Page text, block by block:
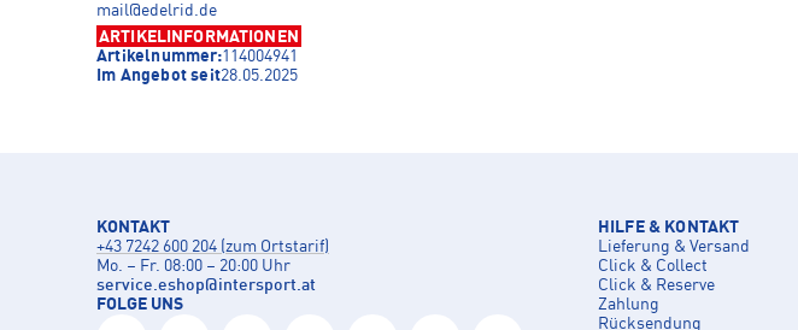
mail@edelrid.de
ARTIKELINFORMATIONEN
Artikelnummer:114004941
Im Angebot seit28.05.2025
KONTAKT
+43 7242 600 204 (zum Ortstarif)
Mo. – Fr. 08:00 – 20:00 Uhr
service.eshop@intersport.at
FOLGE UNS
HILFE & KONTAKT
Lieferung & Versand
Click & Collect
Click & Reserve
Zahlung
Rücksendung